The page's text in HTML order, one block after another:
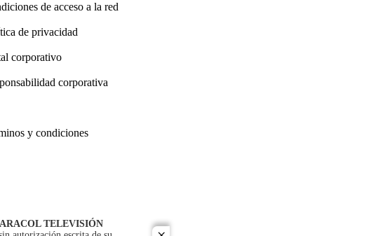
de acceso a la red
de privacidad
corporativo
corporativa
y condiciones
TELEVISIÓN